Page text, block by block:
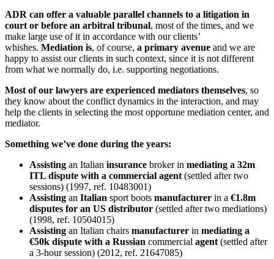
ADR can offer a valuable parallel channels to a litigation in
court or before an arbitral tribunal, most of the times, and we
make large use of it in accordance with our clients’
whishes. Mediation is, of course, a primary avenue and we are
happy to assist our clients in such context, since it is not different
from what we normally do, i.e. supporting negotiations.
Most of our lawyers are experienced mediators themselves, so
they know about the conflict dynamics in the interaction, and may
help the clients in selecting the most opportune mediation center, and
mediator.
Something we’ve done during the years:
Assisting an Italian insurance broker in mediating a 32m
ITL dispute with a commercial agent(settled after two
sessions) (1997, ref. 10483001)
Assisting an Italian sport boots manufacturer in a €1.8m
disputes for an US distributor (settled after two mediations)
(1998, ref. 10504015)
Assisting an Italian chairs manufacturer in mediating a
€50k dispute with a Russian commercial agent(settled after
a 3-hour session) (2012, ref. 21647085)